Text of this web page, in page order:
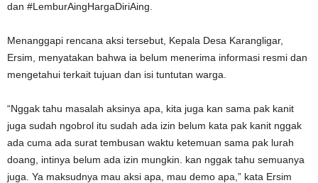
dan #LemburAingHargaDiriAing.
Menanggapi rencana aksi tersebut, Kepala Desa Karangligar,
Ersim, menyatakan bahwa ia belum menerima informasi resmi dan
mengetahui terkait tujuan dan isi tuntutan warga.
“Nggak tahu masalah aksinya apa, kita juga kan sama pak kanit
juga sudah ngobrol itu sudah ada izin belum kata pak kanit nggak
ada cuma ada surat tembusan waktu ketemuan sama pak lurah
doang, intinya belum ada izin mungkin. kan nggak tahu semuanya
juga. Ya maksudnya mau aksi apa, mau demo apa,” kata Ersim